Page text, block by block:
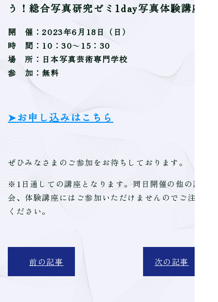
う！総合写真研究ゼミ1day写真体験講座
開 催：2023年6月18日（日）
時 間：10：30～15：30
場 所：日本写真芸術専門学校
参 加：無料
➤お申し込みはこちら
ぜひみなさまのご参加をお待ちしております。
※1日通しての講座となります。同日開催の他の説明
会、体験講座にはご参加いただけませんのでご注意
ください。
前の記事 次の記事